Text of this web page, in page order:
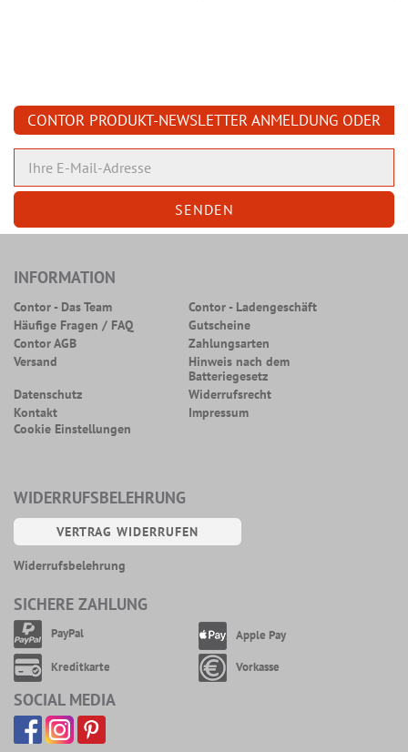
CONTOR PRODUKT-NEWSLETTER ANMELDUNG ODER
ABMELDUNG
INFORMATION
Contor - Das Team
Contor - Ladengeschäft
Häufige Fragen / FAQ
Gutscheine
Contor AGB
Zahlungsarten
Versand
Hinweis nach dem
Batteriegesetz
Datenschutz
Widerrufsrecht
Kontakt
Impressum
Cookie Einstellungen
WIDERRUFSBELEHRUNG
VERTRAG WIDERRUFEN
Widerrufsbelehrung
SICHERE ZAHLUNG
PayPal Apple Pay
Kreditkarte Vorkasse
SOCIAL MEDIA